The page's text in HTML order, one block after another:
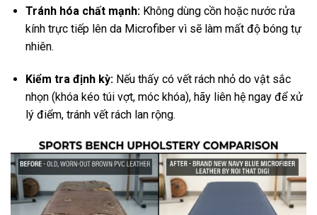
Tránh hóa chất mạnh:Không dùng cồn hoặc nước rửa
kính trực tiếp lên da Microfiber vì sẽ làm mất độ bóng tự
nhiên.
Kiểm tra định kỳ:Nếu thấy có vết rách nhỏ do vật sắc
nhọn (khóa kéo túi vợt, móc khóa), hãy liên hệ ngay để xử
lý điểm, tránh vết rách lan rộng.